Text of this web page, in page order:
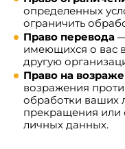
определенных
ограничить
Право перевода
имеющихся о вас
другую
Право на
возражения
обработки ваших
прекращения или
личных данных.